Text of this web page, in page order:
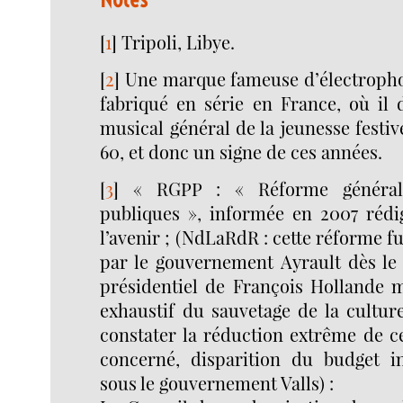
[1]Tripoli, Libye.
[2] Une marque fameuse
fabriqué en série en France, où il
musical général de la jeunesse
60, et donc un signe de ces années.
[3] « RGPP : « Réforme
publiques », informée en 2007
l’avenir ; (NdLaRdR : cette réforme
par le gouvernement Ayrault dès
présidentiel de François Hollande
exhaustif du sauvetage de la
constater la réduction extrême de
concerné, disparition du budget
sous le gouvernement Valls) :